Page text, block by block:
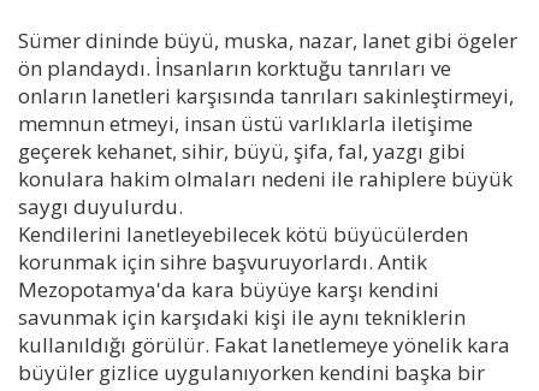
Sümer dininde büyü, muska, nazar, lanet gibi ögeler
ön plandaydı. İnsanların korktuğu tanrıları ve
onların lanetleri karşısında tanrıları sakinleştirmeyi,
memnun etmeyi, insan üstü varlıklarla iletişime
geçerek kehanet, sihir, büyü, şifa, fal, yazgı gibi
konulara hakim olmaları nedeni ile rahiplere büyük
saygı duyulurdu.
Kendilerini lanetleyebilecek kötü büyücülerden
korunmak için sihre başvuruyorlardı. Antik
Mezopotamya'da kara büyüye karşı kendini
savunmak için karşıdaki kişi ile aynı tekniklerin
kullanıldığı görülür. Fakat lanetlemeye yönelik kara
büyüler gizlice uygulanıyorken kendini başka bir